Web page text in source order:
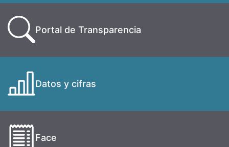
Portal de Transparencia
Datos y cifras
Face